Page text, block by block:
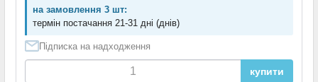
на замовлення 3 шт:
термін постачання 21-31 дні (днів)
Підписка на надходження
купити